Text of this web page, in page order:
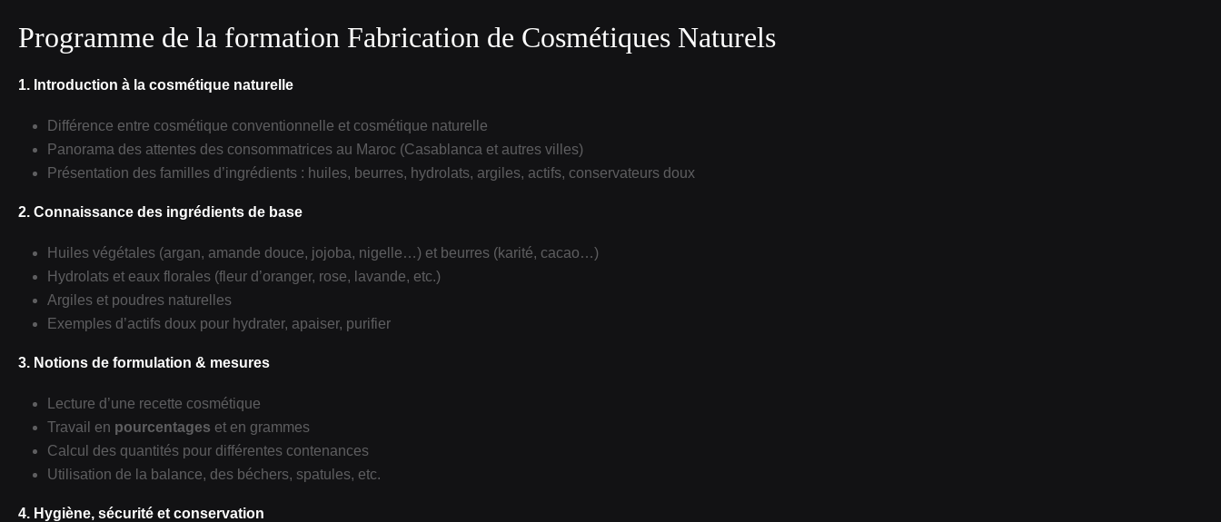
Programme de la formation Fabrication de Cosmétiques Naturels
1. Introduction à la cosmétique naturelle
Différence entre cosmétique conventionnelle et cosmétique naturelle
Panorama des attentes des consommatrices au Maroc (Casablanca et autres villes)
Présentation des familles d’ingrédients : huiles, beurres, hydrolats, argiles, actifs, conservateurs doux
2. Connaissance des ingrédients de base
Huiles végétales (argan, amande douce, jojoba, nigelle…) et beurres (karité, cacao…)
Hydrolats et eaux florales (fleur d’oranger, rose, lavande, etc.)
Argiles et poudres naturelles
Exemples d’actifs doux pour hydrater, apaiser, purifier
3. Notions de formulation & mesures
Lecture d’une recette cosmétique
Travail en pourcentages et en grammes
Calcul des quantités pour différentes contenances
Utilisation de la balance, des béchers, spatules, etc.
4. Hygiène, sécurité et conservation